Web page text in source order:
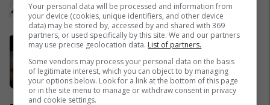
29/11/2016
Lideri i Iranit thyen heshtjen,
publike
06/04/2026
Your personal data will be processed and information from
your device (cookies, unique identifiers, and other device
data) may be stored by, accessed by and shared with 369
partners, or used specifically by this site. We and our partners
may use precise geolocation data. List of partners.
Some vendors may process your personal data on the basis
of legitimate interest, which you can object to by managing
your options below. Look for a link at the bottom of this page
or in the site menu to manage or withdraw consent in privacy
and cookie settings.